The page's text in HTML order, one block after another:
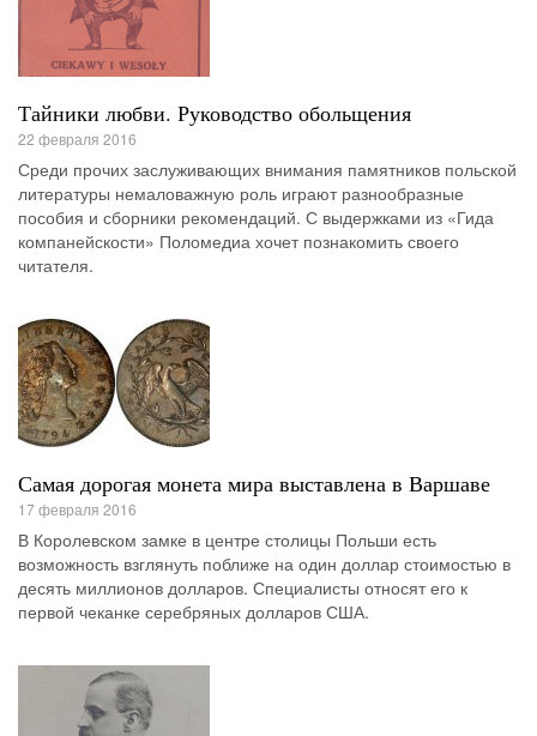
Тайники любви. Руководство обольщения
22 февраля 2016
Среди прочих заслуживающих внимания памятников польской
литературы немаловажную роль играют разнообразные
пособия и сборники рекомендаций. С выдержками из «Гида
компанейскости» Поломедиа хочет познакомить своего
читателя.
Самая дорогая монета мира выставлена в Варшаве
17 февраля 2016
В Королевском замке в центре столицы Польши есть
возможность взглянуть поближе на один доллар стоимостью в
десять миллионов долларов. Специалисты относят его к
первой чеканке серебряных долларов США.